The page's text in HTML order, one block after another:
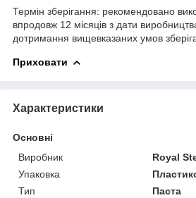
Термін зберігання: рекомендовано
впродовж 12 місяців з дати
дотримання вищевказаних умов
Приховати
Характеристики
Основні
Виробник
Royal
Упаковка
Тип
Паста